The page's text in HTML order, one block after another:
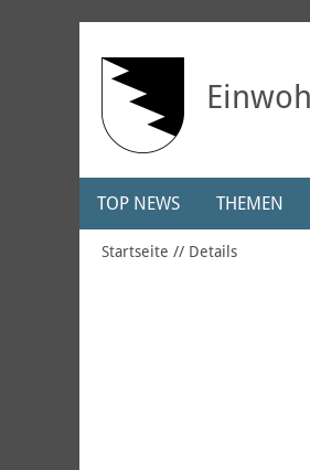
TOP NEWS THEMEN
Startseite Details